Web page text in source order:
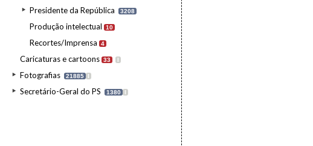
Presidente da República 3208
Produção intelectual 10
Recortes/Imprensa 4
Caricaturas e cartoons 33 I
Fotografias 21885 I
Secretário-Geral do PS 1380 I